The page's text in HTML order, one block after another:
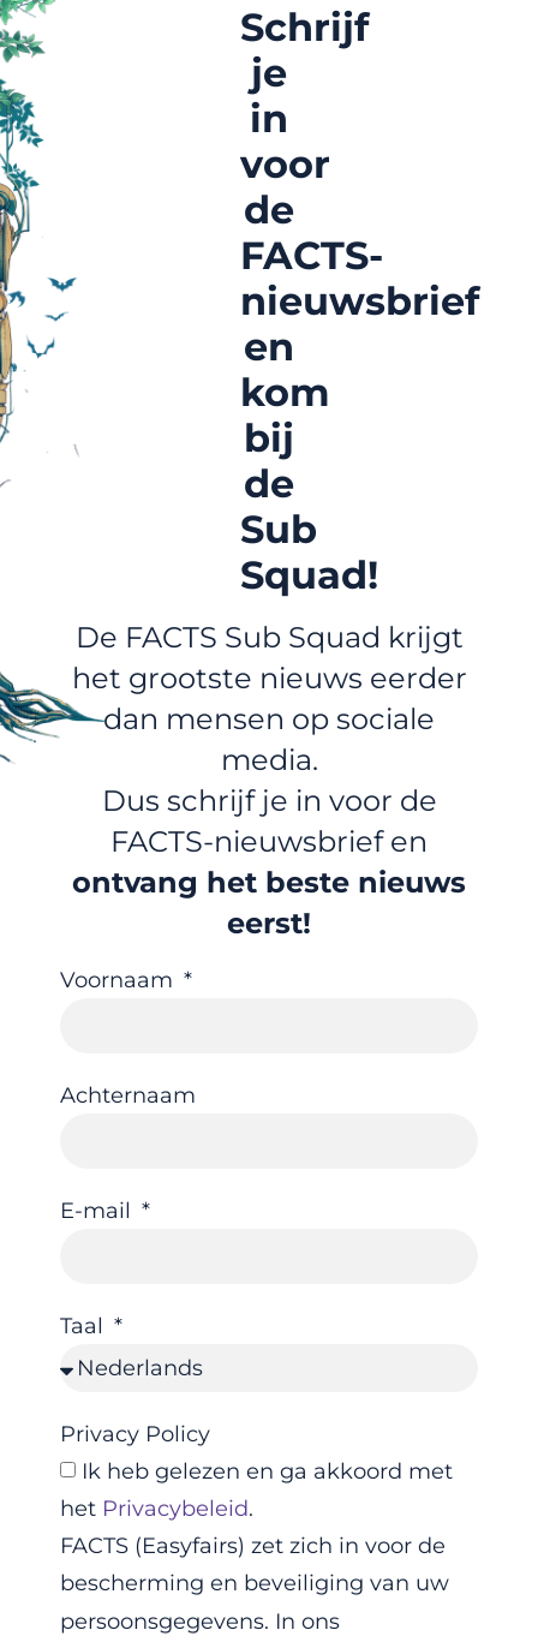
Schrijf
je
in
voor
de
FACTS-
nieuwsbrief
en
kom
bij
de
Sub
Squad!
De FACTS Sub Squad krijgt
het grootste nieuws eerder
dan mensen op sociale
media.
Dus schrijf je in voor de
FACTS-nieuwsbrief en
ontvang het beste nieuws
eerst!
Voornaam
Achternaam
E-mail
Taal
Privacy Policy
Ik heb gelezen en ga akkoord met
het Privacybeleid.
FACTS (Easyfairs) zet zich in voor de
bescherming en beveiliging van uw
persoonsgegevens. In ons